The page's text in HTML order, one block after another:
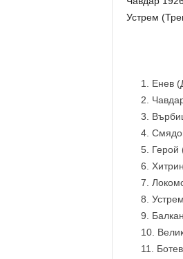
Устрем